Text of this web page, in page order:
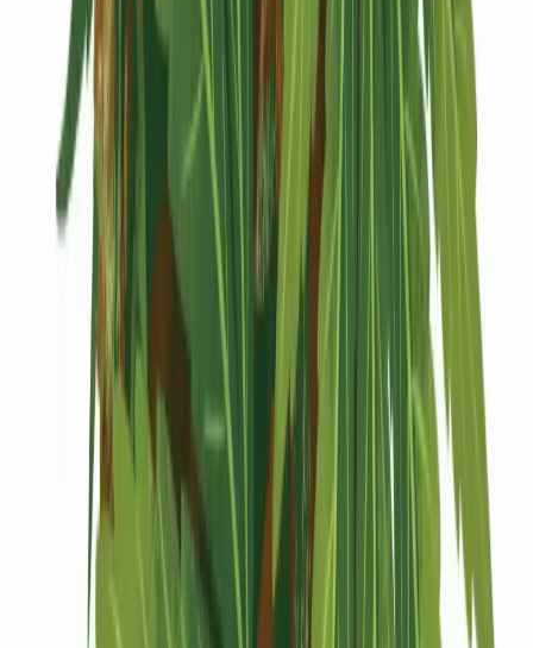
Kapseln
Drinkables